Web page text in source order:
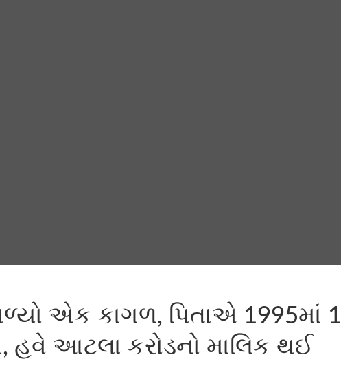
એક કાગળ, પિતાએ 1995માં 1
હવે આટલા કરોડનો માલિક થઈ